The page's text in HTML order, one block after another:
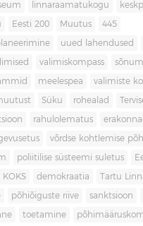
linnaraamatukogu
Eesti 200 Muutus 445
uued lahendused
valimiskompass
meelespea valimiste
Süku rohealad
rahulolematus
võrdse kohtlemise
poliitilise süsteemi suletus
KOKS demokraatia Tartu
põhiõiguste riive sanktsioon
toetamine